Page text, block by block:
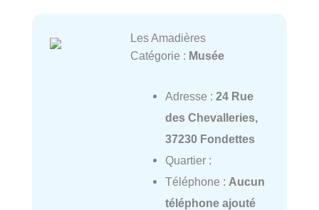
Les Amadières
Catégorie : Musée
Adresse : 24 Rue
des Chevalleries,
37230 Fondettes
Quartier :
Téléphone : Aucun
téléphone ajouté